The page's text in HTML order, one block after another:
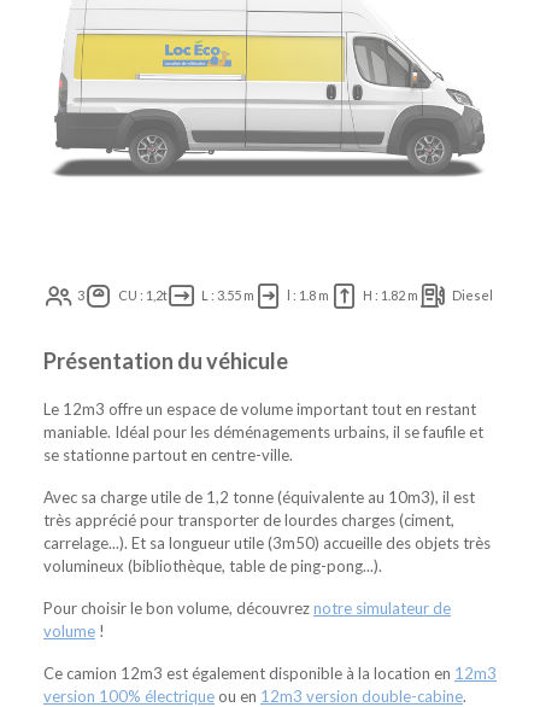
3 CU : 1,2t L : 3.55 m l : 1.8 m H : 1.82 m Diesel
Présentation du véhicule
Le 12m3 offre un espace de volume important tout en restant
maniable. Idéal pour les déménagements urbains, il se faufile et
se stationne partout en centre-ville.
Avec sa charge utile de 1,2 tonne (équivalente au 10m3), il est
très apprécié pour transporter de lourdes charges (ciment,
carrelage...). Et sa longueur utile (3m50) accueille des objets très
volumineux (bibliothèque, table de ping-pong...).
Pour choisir le bon volume, découvreznotre simulateur de
volume !
Ce camion 12m3 est également disponible à la location en 12m3
version 100% électrique ou en 12m3 version double-cabine.